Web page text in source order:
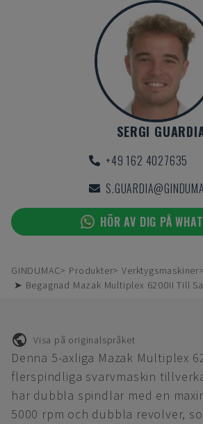
SERGI
+49 162 4027635
HÖR AV DIG PÅ
GINDUMAC Produkter
Verktygsmaskiner
➤ Begagnad Mazak Multiplex 6200II Till
Visa på originalspråket
Denna 5-axliga Mazak Multiplex
flerspindliga svarvmaskin
har dubbla spindlar med en
5000 rpm och dubbla revolver,